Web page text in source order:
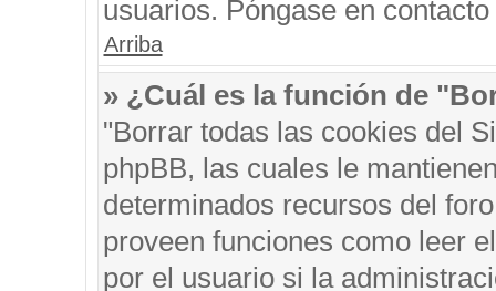
usuarios. Póngase en
Arriba
» ¿Cuál es la función de
"Borrar todas las cookies del
phpBB, las cuales le
determinados recursos del
proveen funciones como leer
por el usuario si la